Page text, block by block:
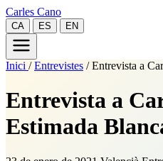
Carles Cano
CA ES EN
Inici / Entrevistes / Entrevista a
Entrevista a
Estimada